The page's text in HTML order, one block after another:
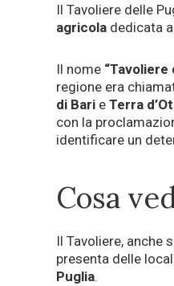
Il Tavoliere delle
agricola dedicata
Il nome “Tavoliere
regione era
di Bari e Terra
con la
identificare un
Cosa
Il Tavoliere, anche
presenta delle
Puglia.